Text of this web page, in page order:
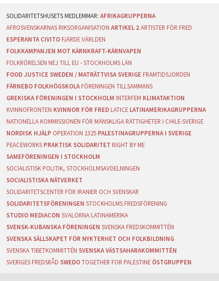
AFRIKAGRUPPERNA
AFROSVENSKARNAS RIKSORGANISATION ARTIKEL 2 ARTISTER FÖR FRED
ESPERANTA CIVITO FJÄRDE VÄRLDEN
FOLKKAMPANJEN MOT KÄRNKRAFT-KÄRNVAPEN
FOLKRÖRELSEN NEJ TILL EU - STOCKHOLMS LÄN
FOOD JUSTICE SWEDEN / MATRÄTTVISA SVERIGE FRAMTIDSJORDEN
FÄRNEBO FOLKHÖGSKOLA FÖRENINGEN TILLSAMMANS
GREKISKA FÖRENINGEN I STOCKHOLM INTERFEM KLIMATAKTION
KVINNOFRONTEN KVINNOR FÖR FRED LATICE LATINAMERIKAGRUPPERNA
NATIONELLA KOMMISSIONEN FÖR MÄNSKLIGA RÄTTIGHETER I CHILE-SVERIGE
NORDISK HJÄLP OPERATION 1325 PALESTINAGRUPPERNA I SVERIGE
PEACEWORKS PRAKTISK SOLIDARITET RIGHT BY ME
SAMEFÖRENINGEN I STOCKHOLM
SOCIALISTISK POLITIK, STOCKHOLMSAVDELNINGEN
SOCIALISTISKA NÄTVERKET
SOLIDARITETSCENTER FÖR IRANIER OCH SVENSKAR
SOLIDARITETSFÖRENINGEN STOCKHOLMS FREDSFÖRENING
STUDIO MEDIACON SVALORNA LATINAMERIKA
SVENSK-KUBANSKA FÖRENINGEN SVENSKA FREDSKOMMITTÉN
SVENSKA SÄLLSKAPET FÖR NYKTERHET OCH FOLKBILDNING
SVENSKA TIBETKOMMITTÉN SVENSKA VÄSTSAHARAKOMMITTÉN
SVERIGES FREDSRÅD SWEDO TOGETHER FOR PALESTINE ÖSTGRUPPEN